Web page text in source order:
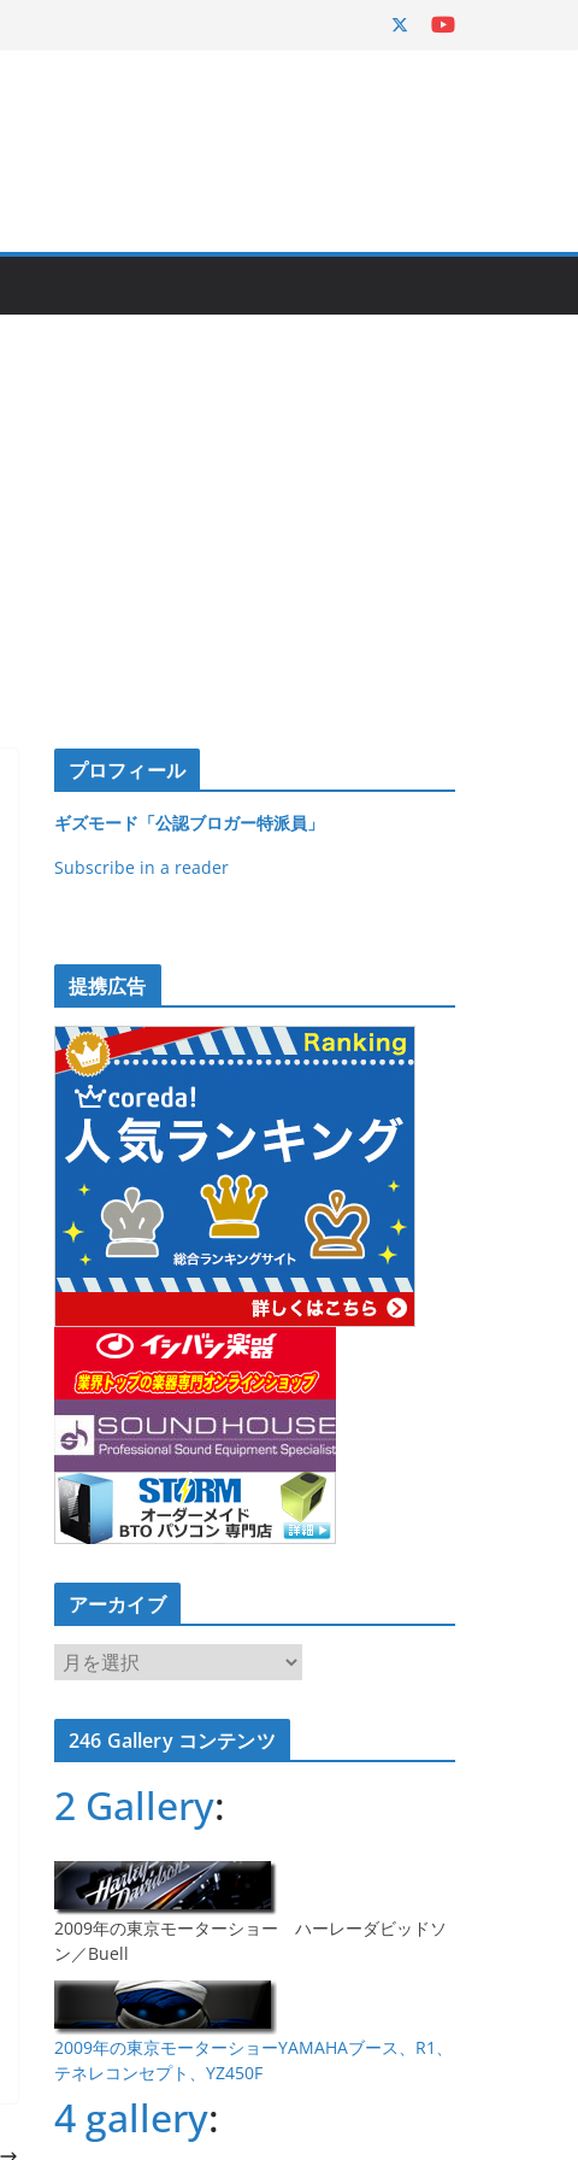
プロフィール
ギズモード「公認ブロガー特派員」
Subscribe in a reader
提携広告
アーカイブ
ア
ー
カ
イ246 Gallery コンテンツ
2 Gallery:
2009年の東京モーターショー ハーレーダビッドソ
ン／Buell
2009年の東京モーターショーYAMAHAブース、R1、
テネレコンセプト、YZ450F
4 gallery: